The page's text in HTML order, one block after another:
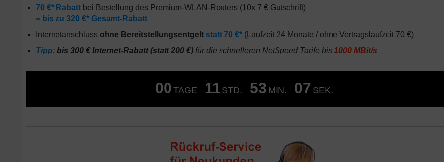
70 €* Rabatt bei Bestellung des Premium-WLAN-Routers (10x 7 € Gutschrift)
= bis zu 320 €* Gesamt-Rabatt
Internetanschluss ohne Bereitstellungsentgelt statt 70 €* (Laufzeit 24 Monate / ohne Vertragslaufzeit 70 €)
Tipp: bis 300 € Internet-Rabatt (statt 200 €) für die schnelleren NetSpeed Tarife bis 1000 MBit/s
00 TAGE 11 STD. 53 MIN. 06 SEK.